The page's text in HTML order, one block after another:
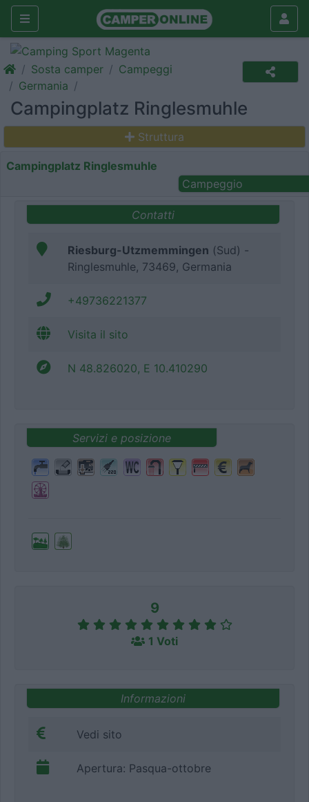
Sosta camper
Campeggi
Germania
Campingplatz Ringlesmuhle
Struttura
Campingplatz Ringlesmuhle
Campeggio
Contatti
Riesburg-Utzmemmingen (Sud) -
Ringlesmuhle, 73469, Germania
+49736221377
Visita il sito
N 48.826020, E 10.410290
Servizi e posizione
9
1 Voti
Informazioni
Vedi sito
Apertura: Pasqua-ottobre